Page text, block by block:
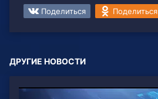
Поделиться Поделиться
ДРУГИЕ НОВОСТИ